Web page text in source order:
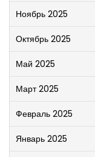
Ноябрь 2025
Октябрь 2025
Май 2025
Март 2025
Февраль 2025
Январь 2025